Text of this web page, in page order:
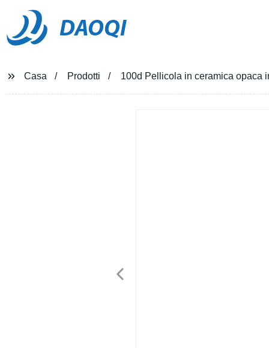
DAOQI
Casa Prodotti 100d Pellicola in ceramica opaca